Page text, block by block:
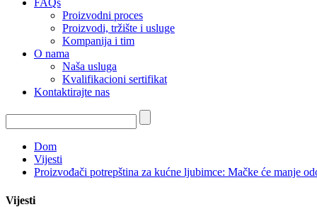
FAQs
Proizvodni proces
Proizvodi, tržište i usluge
Kompanija i tim
O nama
Naša usluga
Kvalifikacioni sertifikat
Kontaktirajte nas
Dom
Vijesti
Proizvođači potrepština za kućne ljubimce: Mačke će manje
Vijesti